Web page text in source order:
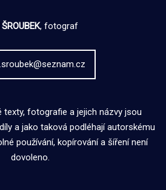
, fotograf
texty, fotografie a jejich názvy jsou
a jako taková podléhají autorskému
používání, kopírování a šíření není
dovoleno.